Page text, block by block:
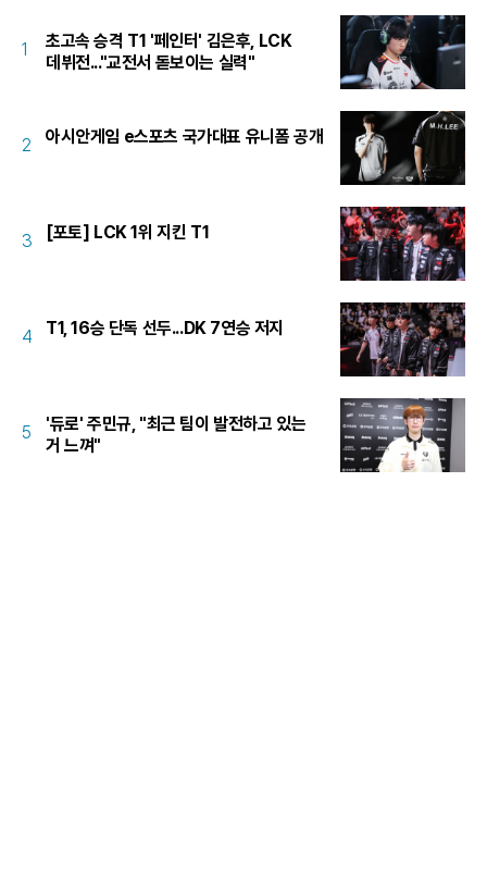
1
초고속 승격 T1 '페인터' 김은후, LCK
데뷔전..."교전서 돋보이는 실력"
2 아시안게임 e스포츠 국가대표 유니폼 공개
3 [포토] LCK 1위 지킨 T1
4 T1, 16승 단독 선두...DK 7연승 저지
5
'듀로' 주민규, "최근 팀이 발전하고 있는
거 느껴"